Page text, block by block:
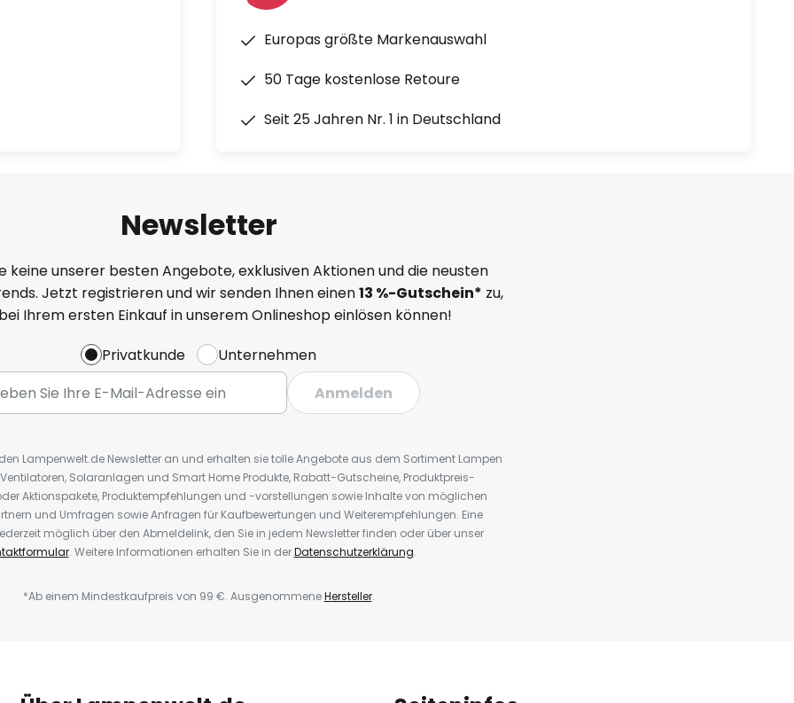
Europas größte Markenauswahl
50 Tage kostenlose Retoure
Seit 25 Jahren Nr. 1 in Deutschland
Newsletter
keine unserer besten Angebote, exklusiven Aktionen und die neusten
Jetzt registrieren und wir senden Ihnen einen13 %-Gutschein* zu,
Ihrem ersten Einkauf in unserem Onlineshop einlösen können!
Privatkunde
Unternehmen
Anmelden
Lampenwelt.de Newsletter an und erhalten sie tolle Angebote aus dem Sortiment Lampen
Solaranlagen und Smart Home Produkte, Rabatt-Gutscheine, Produktpreis-
Aktionspakete, Produktempfehlungen und -vorstellungen sowie Inhalte von möglichen
und Umfragen sowie Anfragen für Kaufbewertungen und Weiterempfehlungen. Eine
möglich über den Abmeldelink, den Sie in jedem Newsletter finden oder über unser
. Weitere Informationen erhalten Sie in derDatenschutzerklärung.
*Ab einem Mindestkaufpreis von 99 €. AusgenommeneHersteller.